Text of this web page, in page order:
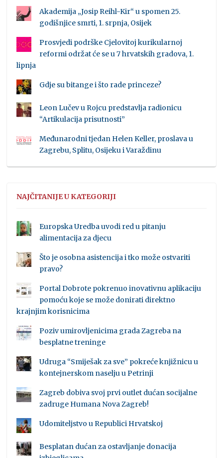
Akademija „Josip Reihl-Kir“ u spomen 25.
godišnjice smrti, 1. srpnja, Osijek
Prosvjedi podrške Cjelovitoj kurikularnoj
reformi održat će se u 7 hrvatskih gradova, 1.
lipnja
Gdje su bitange i što rade princeze?
Leon Lučev u Rojcu predstavlja radionicu
“Artikulacija prisutnosti”
Međunarodni tjedan Helen Keller, proslava u
Zagrebu, Splitu, Osijeku i Varaždinu
NAJČITANIJE U KATEGORIJI
Europska Uredba uvodi red u pitanju
alimentacija za djecu
Što je osobna asistencija i tko može ostvariti
pravo?
Portal Dobrote pokrenuo inovativnu aplikaciju
pomoću koje se može donirati direktno
krajnjim korisnicima
Poziv umirovljenicima grada Zagreba na
besplatne treninge
Udruga “Smiješak za sve” pokreće knjižnicu u
kontejnerskom naselju u Petrinji
Zagreb dobiva svoj prvi outlet dućan socijalne
zadruge Humana Nova Zagreb!
Udomiteljstvo u Republici Hrvatskoj
Besplatan dućan za ostavljanje donacija